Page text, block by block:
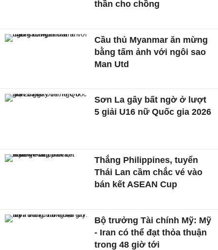
thần cho chồng
Cầu thủ Myanmar ăn mừng
bằng tấm ảnh với ngôi sao
Man Utd
Sơn La gây bất ngờ ở lượt
5 giải U16 nữ Quốc gia 2026
Thắng Philippines, tuyển
Thái Lan cầm chắc vé vào
bán kết ASEAN Cup
Bộ trưởng Tài chính Mỹ: Mỹ
- Iran có thể đạt thỏa thuận
trong 48 giờ tới